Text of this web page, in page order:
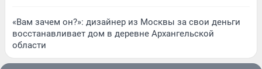
«Вам зачем он?»: дизайнер из Москвы за свои деньги
восстанавливает дом в деревне Архангельской
области